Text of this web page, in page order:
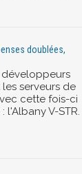
doublées,
développeurs
serveurs de
cette fois-ci
V-STR.